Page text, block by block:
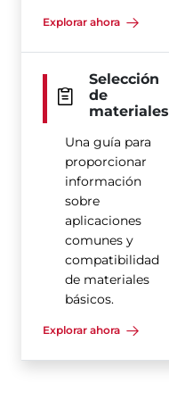
Explorar ahora
Selección
de
materiales
Una guía para
proporcionar
información
sobre
aplicaciones
comunes y
compatibilidad
de materiales
básicos.
Explorar ahora